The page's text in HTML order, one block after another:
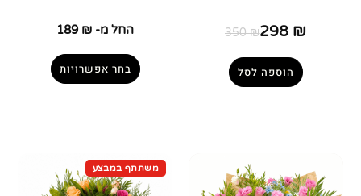
350₪298 ₪
הוספה לסל
החל מ- 189 ₪
בחר אפשרויות